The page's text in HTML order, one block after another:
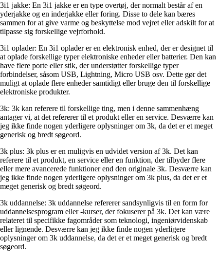
3i1 jakke: En 3i1 jakke er en type overtøj, der normalt består af en
yderjakke og en inderjakke eller foring. Disse to dele kan bæres
sammen for at give varme og beskyttelse mod vejret eller adskilt for at
tilpasse sig forskellige vejrforhold.
3i1 oplader: En 3i1 oplader er en elektronisk enhed, der er designet til
at oplade forskellige typer elektroniske enheder eller batterier. Den kan
have flere porte eller stik, der understøtter forskellige typer
forbindelser, såsom USB, Lightning, Micro USB osv. Dette gør det
muligt at oplade flere enheder samtidigt eller bruge den til forskellige
elektroniske produkter.
3k: 3k kan referere til forskellige ting, men i denne sammenhæng
antager vi, at det refererer til et produkt eller en service. Desværre kan
jeg ikke finde nogen yderligere oplysninger om 3k, da det er et meget
generisk og bredt søgeord.
3k plus: 3k plus er en muligvis en udvidet version af 3k. Det kan
referere til et produkt, en service eller en funktion, der tilbyder flere
eller mere avancerede funktioner end den originale 3k. Desværre kan
jeg ikke finde nogen yderligere oplysninger om 3k plus, da det er et
meget generisk og bredt søgeord.
3k uddannelse: 3k uddannelse refererer sandsynligvis til en form for
uddannelsesprogram eller -kurser, der fokuserer på 3k. Det kan være
relateret til specifikke fagområder som teknologi, ingeniørvidenskab
eller lignende. Desværre kan jeg ikke finde nogen yderligere
oplysninger om 3k uddannelse, da det er et meget generisk og bredt
søgeord.